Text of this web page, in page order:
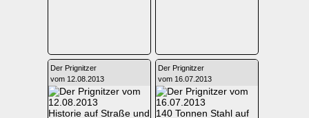
Der Prignitzer
vom 12.08.2013
Historie auf Straße und
Der Prignitzer
vom 16.07.2013
140 Tonnen Stahl auf